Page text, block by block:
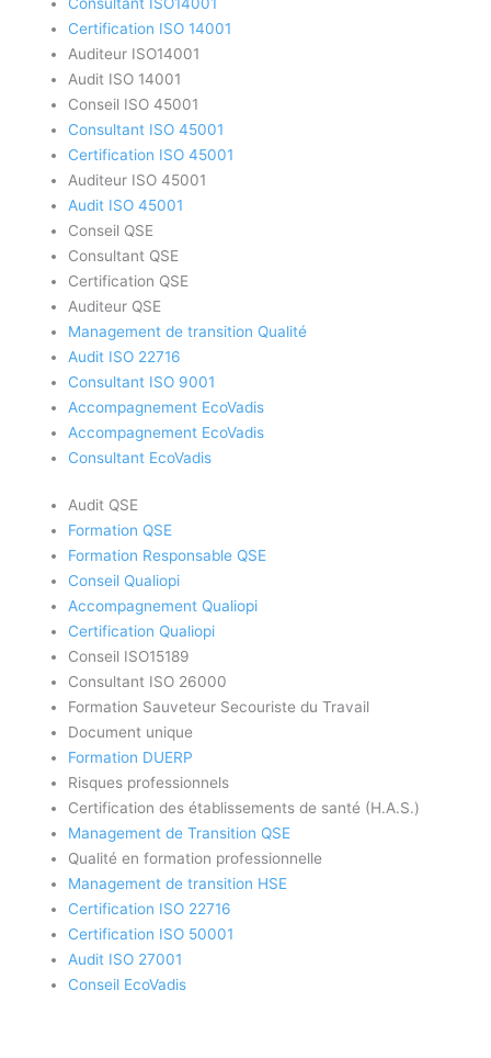
Certification ISO 14001
Auditeur ISO14001
Audit ISO 14001
Conseil ISO 45001
Consultant ISO 45001
Certification ISO 45001
Auditeur ISO 45001
Audit ISO 45001
Conseil QSE
Consultant QSE
Certification QSE
Auditeur QSE
Management de transition Qualité
Audit ISO 22716
Consultant ISO 9001
Accompagnement EcoVadis
Accompagnement EcoVadis
Consultant EcoVadis
Audit QSE
Formation QSE
Formation Responsable QSE
Conseil Qualiopi
Accompagnement Qualiopi
Certification Qualiopi
Conseil ISO15189
Consultant ISO 26000
Formation Sauveteur Secouriste du Travail
Document unique
Formation DUERP
Risques professionnels
Certification des établissements de santé (H.A.S.)
Management de Transition QSE
Qualité en formation professionnelle
Management de transition HSE
Certification ISO 22716
Certification ISO 50001
Audit ISO 27001
Conseil EcoVadis